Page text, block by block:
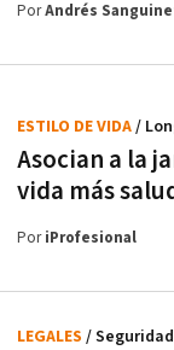
PorAndrés
Asocian a la
vida más
ESTILO DE VIDA/
PoriProfesional
LEGALES / Seguridad